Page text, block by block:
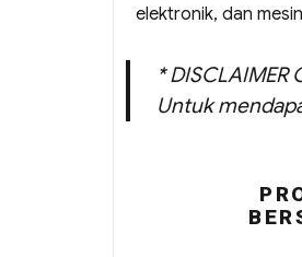
elektronik, dan
*
Untuk